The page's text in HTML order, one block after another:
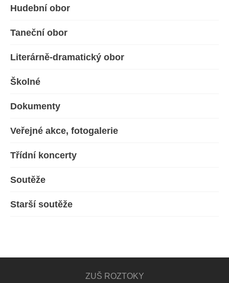
Hudební obor
Taneční obor
Literárně-dramatický obor
Školné
Dokumenty
Veřejné akce, fotogalerie
Třídní koncerty
Soutěže
Starší soutěže
ZUŠ ROZTOKY